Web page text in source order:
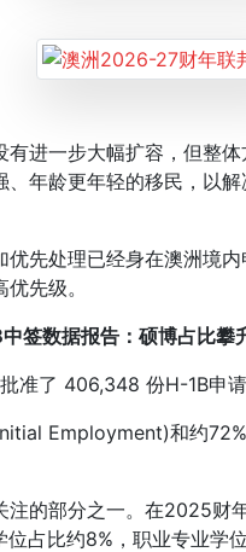
一步大幅扩容，但整体
年龄更年轻的移民，以
处理已经身在澳洲境内
先级。
签数据报告：硕博占比攀
了 406,348 份H-1B申请
Employment)和约
的部分之一。在2025财
占比约8%，职业专业学位